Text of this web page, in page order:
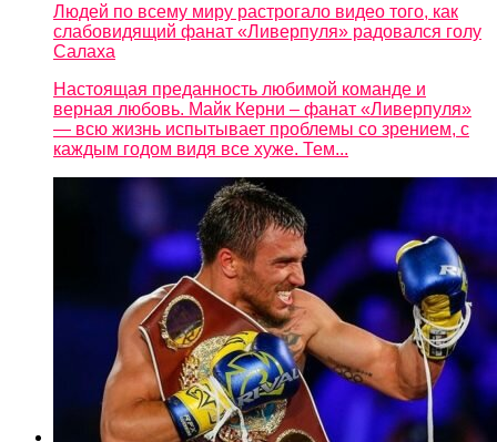
Людей по всему миру растрогало видео того, как
слабовидящий фанат «Ливерпуля» радовался голу
Салаха
Настоящая преданность любимой команде и
верная любовь. Майк Керни – фанат «Ливерпуля»
— всю жизнь испытывает проблемы со зрением, с
каждым годом видя все хуже. Тем...